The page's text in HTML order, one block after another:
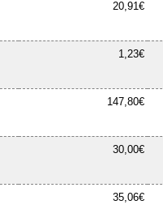
20,91€
1,23€
147,80€
30,00€
35,06€